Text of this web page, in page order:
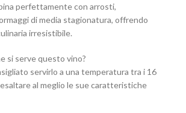
perfettamente con arrosti,
di media stagionatura, offrendo
irresistibile.
si serve questo vino?
servirlo a una temperatura tra i 16
al meglio le sue caratteristiche